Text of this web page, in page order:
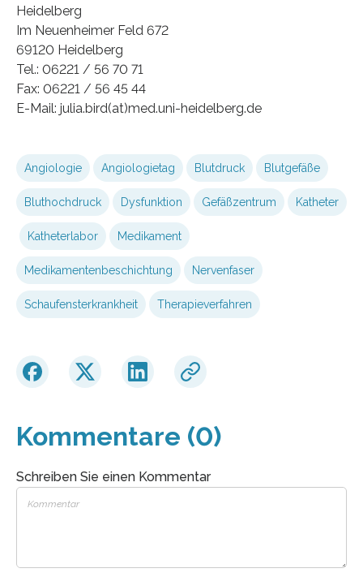
Heidelberg
Im Neuenheimer Feld 672
69120 Heidelberg
Tel.: 06221 / 56 70 71
Fax: 06221 / 56 45 44
E-Mail: julia.bird(at)med.uni-heidelberg.de
Angiologie Angiologietag Blutdruck Blutgefäße
Bluthochdruck Dysfunktion Gefäßzentrum Katheter
Katheterlabor Medikament
Medikamentenbeschichtung Nervenfaser
Schaufensterkrankheit Therapieverfahren
Kommentare (0)
Schreiben Sie einen Kommentar